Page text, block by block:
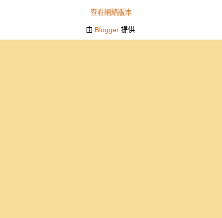
查看網絡版本
由 Blogger提供.